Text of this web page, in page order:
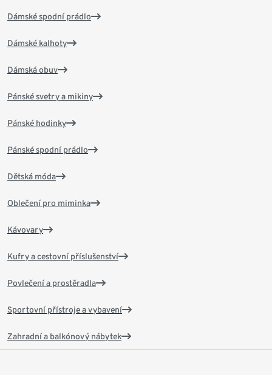
Dámské spodní prádlo
Dámské kalhoty
Dámská obuv
Pánské svetry a mikiny
Pánské hodinky
Pánské spodní prádlo
Dětská móda
Oblečení pro miminka
Kávovary
Kufry a cestovní příslušenství
Povlečení a prostěradla
Sportovní přístroje a vybavení
Zahradní a balkónový nábytek